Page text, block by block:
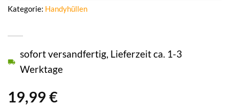
19,99 €
sofort versandfertig, Lieferzeit ca. 1-3
Werktage
Kategorie: Handyhüllen